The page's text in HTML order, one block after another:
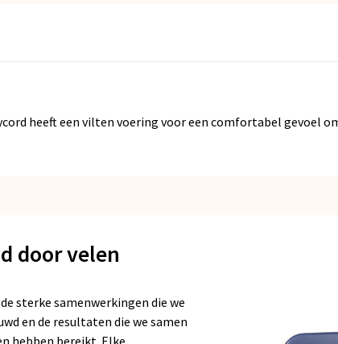
heeft een vilten voering voor een comfortabel gevoel
door velen
sterke samenwerkingen die we
en de resultaten die we samen